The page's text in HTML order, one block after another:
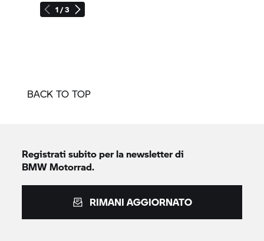
1 / 3
BACK TO TOP
Registrati subito per la newsletter di
BMW Motorrad.
RIMANI AGGIORNATO